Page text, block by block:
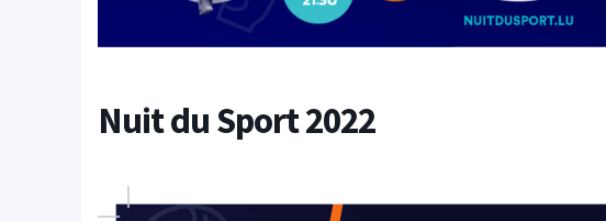
Nuit du Sport 2022